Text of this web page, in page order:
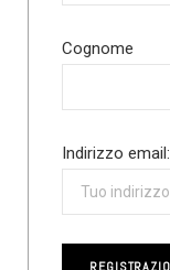
Cognome
Indirizzo email: